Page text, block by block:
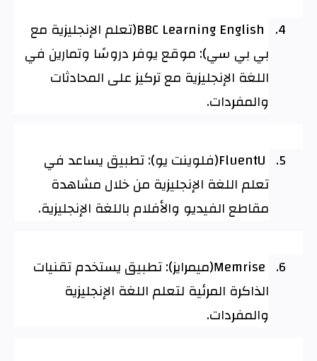
4.
BBC Learning English(تعلم الإنجليزية مع
بي بي سي): موقع يوفر دروسًا وتمارين في
اللغة الإنجليزية مع تركيز على المحادثات
والمفردات.
5.
FluentU(فلوينت يو): تطبيق يساعد في
تعلم اللغة الإنجليزية من خلال مشاهدة
مقاطع الفيديو والأفلام باللغة الإنجليزية.
6.
Memrise(ميمرايز): تطبيق يستخدم تقنيات
الذاكرة المرئية لتعلم اللغة الإنجليزية
والمفردات.